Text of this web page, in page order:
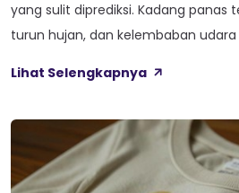
yang sulit diprediksi. Kadang panas
turun hujan, dan kelembaban
pakaian yang nyaman menjadi
pancaroba adalah cotton
dan Nyaman […]
Lihat Selengkapnya